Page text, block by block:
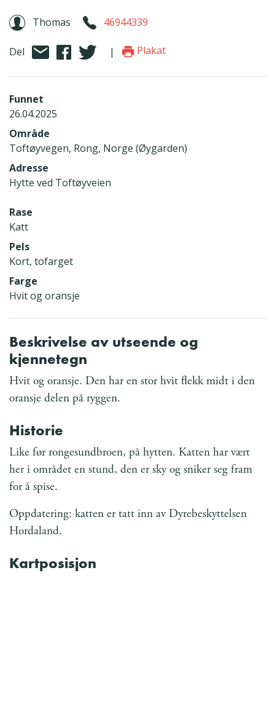
Thomas 46944339
Del | Plakat
Funnet
26.04.2025
Område
Toftøyvegen, Rong, Norge (Øygarden)
Adresse
Hytte ved Toftøyveien
Rase
Katt
Pels
Kort, tofarget
Farge
Hvit og oransje
Beskrivelse av utseende og
kjennetegn
Hvit og oransje. Den har en stor hvit flekk midt i den
oransje delen på ryggen.
Historie
Like før rongesundbroen, på hytten. Katten har vært
her i området en stund, den er sky og sniker seg fram
for å spise.
Oppdatering: katten er tatt inn av Dyrebeskyttelsen
Hordaland.
Kartposisjon